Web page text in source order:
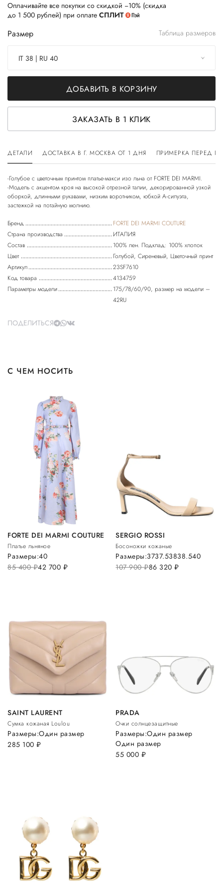
Оплачивайте все покупки со скидкой −10% (скидка
до 1 500 рублей) при оплате СПЛИТ
Размер Таблица размеров
IT 38 | RU 40
ДОБАВИТЬ В КОРЗИНУ
ЗАКАЗАТЬ В 1 КЛИК
ДЕТАЛИ ДОСТАВКА В Г. МОСКВА ОТ 1 ДНЯ ПРИМЕРКА ПЕРЕД
-Голубое с цветочным принтом платье-макси изо льна от FORTE DEI MARMI.
-Модель с акцентом кроя на высокой отрезной талии, декорированной узкой
оборкой, длинными рукавами, низким воротником, юбкой А-силуэта,
Бренд
FORTE DEI MARMI COUTURE
Страна производства
ИТАЛИЯ
Состав
100% лен. Подклад: 100% хлопок
Цвет
Голубой, Сиреневый, Цветочный принт
Артикул
23SF7610
Код товара
4134759
Параметры модели
175/78/60/90, размер на модели –
42RU
ПОДЕЛИТЬСЯ
С ЧЕМ НОСИТЬ
FORTE DEI MARMI COUTURE
Платье льняное
85 400руб.42 700 руб.
Размеры:40
SERGIO ROSSI
Босоножки кожаные
107 900руб.86 320руб.
Размеры:3737.53838.540
SAINT LAURENT
Сумка кожаная Loulou
285 100 руб.
Размеры:Один размер
PRADA
Очки солнцезащитные
55 000 руб.
Размеры:Один размер
Один размер